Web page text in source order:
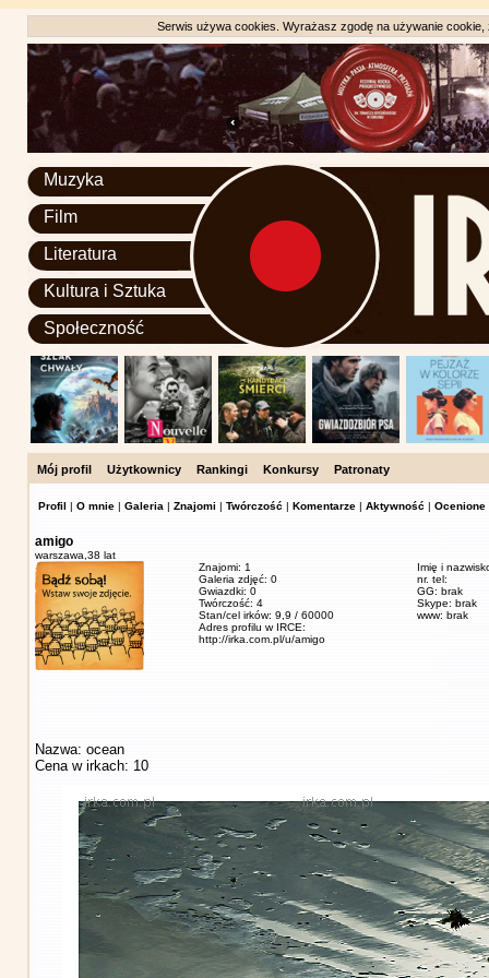
Serwis używa cookies. Wyrażasz zgodę na używanie
Muzyka
Film
Literatura
Kultura i Sztuka
Społeczność
Mój profil Użytkownicy Rankingi Konkursy Patronaty
Profil | O mnie | Galeria | Znajomi | Twórczość | Komentarze | Aktywność | Ocenione
amigo
warszawa, 38 lat
Znajomi: 1
Galeria zdjęć: 0
Gwiazdki: 0
Twórczość: 4
Stan/cel irków: 9,9 / 60000
Adres profilu w IRCE:
http://irka.com.pl/u/amigo
Imię i
nr. tel:
GG: brak
Skype: brak
www: brak
Nazwa: ocean
Cena w irkach: 10